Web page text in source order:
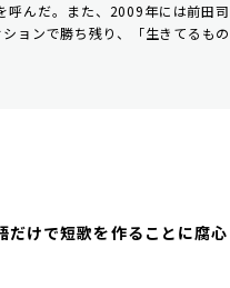
呼んだ。また、2009年には前田司
ョンで勝ち残り、「生きてるもの
だけで短歌を作ることに腐心